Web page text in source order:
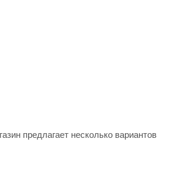
предлагает несколько вариантов